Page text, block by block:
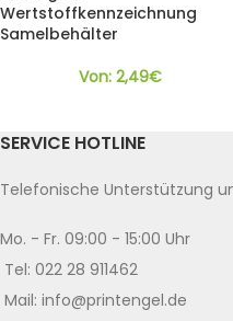
Wertstoffkennzeichnung
Samelbehälter
Von: 2,49€
SERVICE HOTLINE
Telefonische Unterstützung
Mo. - Fr. 09:00 - 15:00 Uhr
Tel: 022 28 911462
Mail: info@printengel.de